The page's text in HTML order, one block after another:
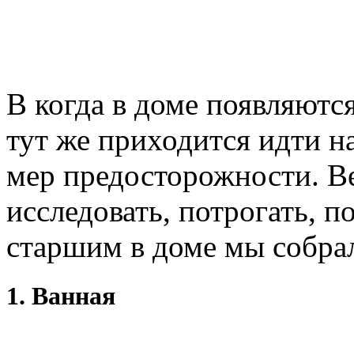
В когда в доме
тут же приходится идти
мер предосторожности.
исследовать, потрогать,
старшим в доме мы
1. Ванная